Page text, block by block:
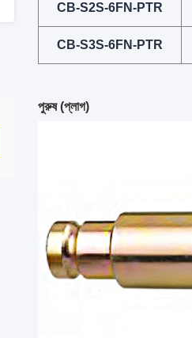
CB-S2S-6FN-PTR
CB-S3S-6FN-PTR
পুরুষ (প্লাগ)